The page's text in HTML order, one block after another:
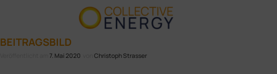
BEITRAGSBILD
7. Mai 2020 Christoph Strasser